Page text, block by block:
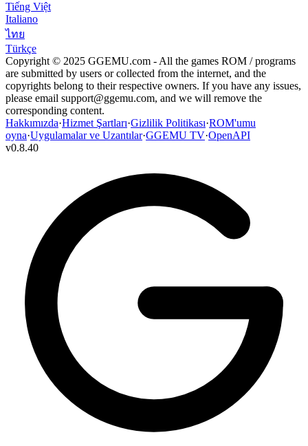
Tiếng Việt
Italiano
ไทย
Türkçe
Copyright © 2025 GGEMU.com - All the games ROM / programs
are submitted by users or collected from the internet, and the
copyrights belong to their respective owners. If you have any issues,
please email support@ggemu.com, and we will remove the
corresponding content.
Hakkımızda·Hizmet Şartları·Gizlilik Politikası·ROM'umu
oyna·Uygulamalar ve Uzantılar·GGEMU TV·OpenAPI
v0.8.40